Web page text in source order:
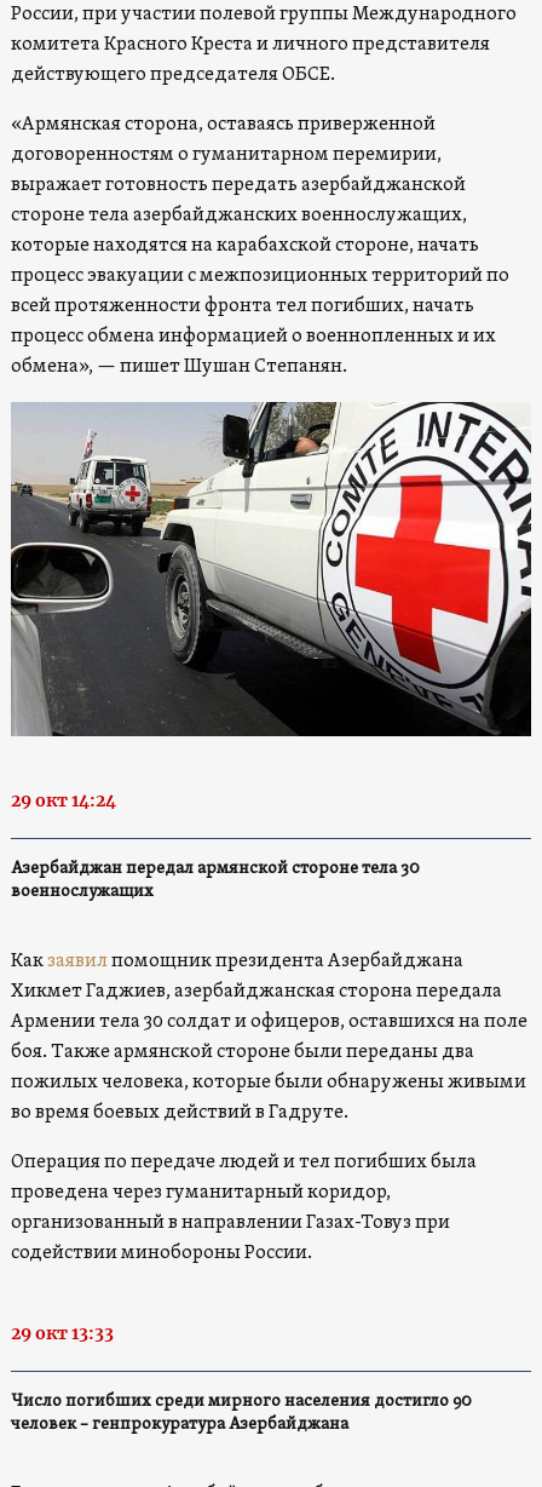
России, при участии полевой группы Международного
комитета Красного Креста и личного представителя
действующего председателя ОБСЕ.
«Армянская сторона, оставаясь приверженной
договоренностям о гуманитарном перемирии,
выражает готовность передать азербайджанской
стороне тела азербайджанских военнослужащих,
которые находятся на карабахской стороне, начать
процесс эвакуации с межпозиционных территорий по
всей протяженности фронта тел погибших, начать
процесс обмена информацией о военнопленных и их
обмена», — пишет Шушан Степанян.
29 окт 14:24
Азербайджан передал армянской стороне тела 30
военнослужащих
Какзаявилпомощник президента Азербайджана
Хикмет Гаджиев, азербайджанская сторона передала
Армении тела 30 солдат и офицеров, оставшихся на поле
боя. Также армянской стороне были переданы два
пожилых человека, которые были обнаружены живыми
во время боевых действий в Гадруте.
Операция по передаче людей и тел погибших была
проведена через гуманитарный коридор,
организованный в направлении Газах-Товуз при
содействии минобороны России.
29 окт 13:33
Число погибших среди мирного населения достигло 90
человек – генпрокуратура Азербайджана